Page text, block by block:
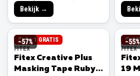
Bekijk →
−57%
3 + 1 GRATIS
FITEX
Fitex Creative Plus
Masking Tape Ruby
−55%
3
FITEX
19